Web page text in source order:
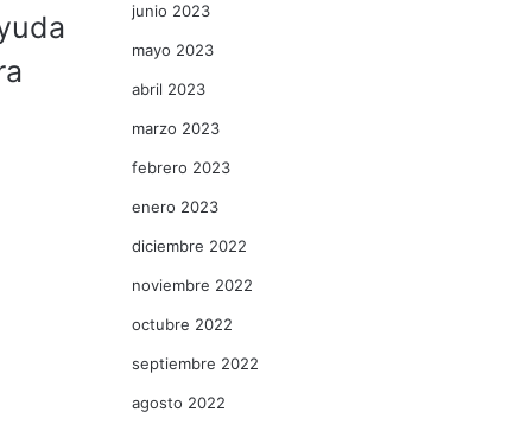
junio 2023
mayo 2023
abril 2023
marzo 2023
febrero 2023
enero 2023
diciembre 2022
noviembre 2022
octubre 2022
septiembre 2022
agosto 2022